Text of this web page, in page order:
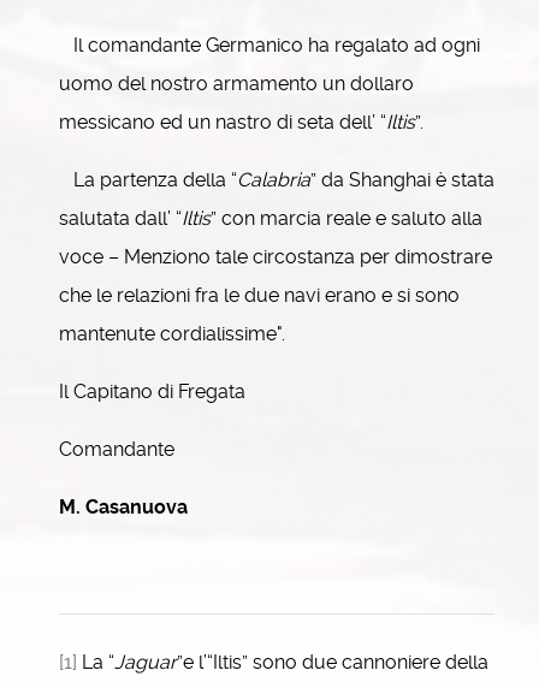
Il comandante Germanico ha regalato ad ogni
uomo del nostro armamento un dollaro
messicano ed un nastro di seta dell’ “Iltis”.
La partenza della “Calabria” da Shanghai è stata
salutata dall’ “Iltis” con marcia reale e saluto alla
voce – Menziono tale circostanza per dimostrare
che le relazioni fra le due navi erano e si sono
mantenute cordialissime".
Il Capitano di Fregata
Comandante
M. Casanuova
[1] La “Jaguar”e l’“Iltis” sono due cannoniere della